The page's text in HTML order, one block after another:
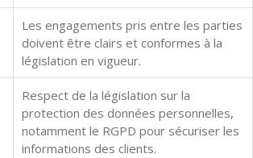
Les engagements pris entre les parties
doivent être clairs et conformes à la
législation en vigueur.
Respect de la législation sur la
protection des données personnelles,
notamment le RGPD pour sécuriser les
informations des clients.